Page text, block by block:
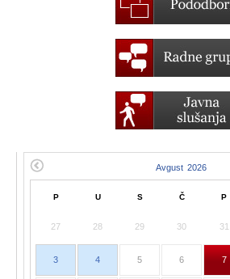
P U S Č P
27 28 29 30 31
3 4 5 6 7